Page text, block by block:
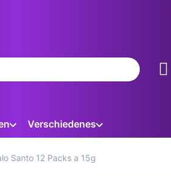
automatisch erste
Verschiedenes
Santo 12 Packs a 15g